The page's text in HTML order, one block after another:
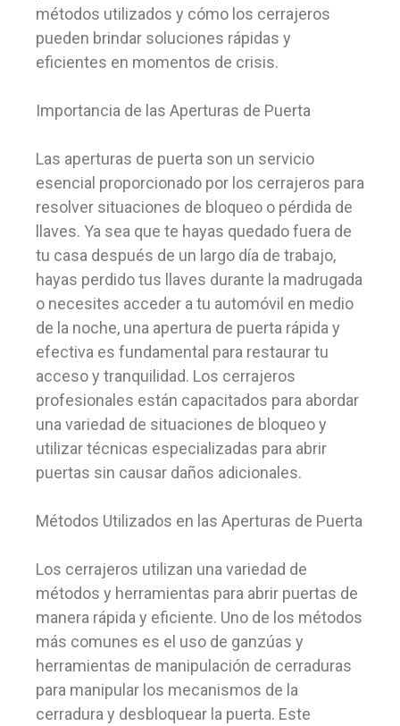
métodos utilizados y cómo los cerrajeros
pueden brindar soluciones rápidas y
eficientes en momentos de crisis.
Importancia de las Aperturas de Puerta
Las aperturas de puerta son un servicio
esencial proporcionado por los cerrajeros para
resolver situaciones de bloqueo o pérdida de
llaves. Ya sea que te hayas quedado fuera de
tu casa después de un largo día de trabajo,
hayas perdido tus llaves durante la madrugada
o necesites acceder a tu automóvil en medio
de la noche, una apertura de puerta rápida y
efectiva es fundamental para restaurar tu
acceso y tranquilidad. Los cerrajeros
profesionales están capacitados para abordar
una variedad de situaciones de bloqueo y
utilizar técnicas especializadas para abrir
puertas sin causar daños adicionales.
Métodos Utilizados en las Aperturas de Puerta
Los cerrajeros utilizan una variedad de
métodos y herramientas para abrir puertas de
manera rápida y eficiente. Uno de los métodos
más comunes es el uso de ganzúas y
herramientas de manipulación de cerraduras
para manipular los mecanismos de la
cerradura y desbloquear la puerta. Este